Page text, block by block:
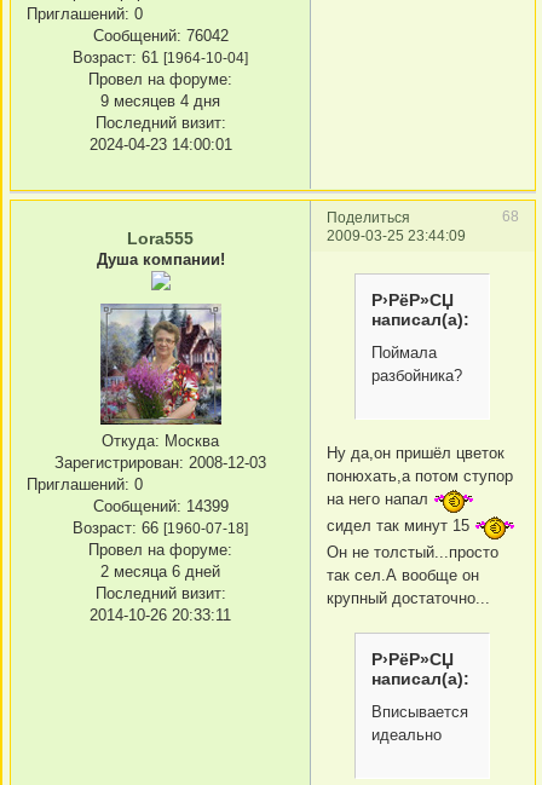
Приглашений: 0
Сообщений: 76042
Возраст: 61 [1964-10-04]
Провел на форуме:
9 месяцев 4 дня
Последний визит:
2024-04-23 14:00:01
Поделиться
68
2009-03-25 23:44:09
Lora555
Душа компании!
Откуда: Москва
Зарегистрирован: 2008-12-03
Приглашений: 0
Сообщений: 14399
Возраст: 66 [1960-07-18]
Провел на форуме:
2 месяца 6 дней
Последний визит:
2014-10-26 20:33:11
Р›РёР»СЏ
написал(а):
Поймала
разбойника?
Ну да,он пришёл цветок
понюхать,а потом ступор
на него напал
сидел так минут 15
Он не толстый...просто
так сел.А вообще он
крупный достаточно...
Р›РёР»СЏ
написал(а):
Вписывается
идеально